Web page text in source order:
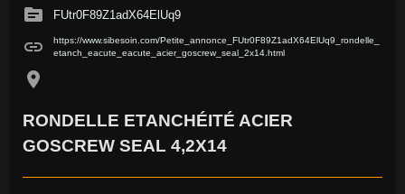
source FUtr0F89Z1adX64ElUq9
link
https://www.sibesoin.com/Petite_annonce_FUtr0F89Z1adX64ElUq9_rondelle_
etanch_eacute_eacute_acier_goscrew_seal_2x14.html
location_on
RONDELLE ETANCHÉITÉ ACIER
GOSCREW SEAL 4,2X14